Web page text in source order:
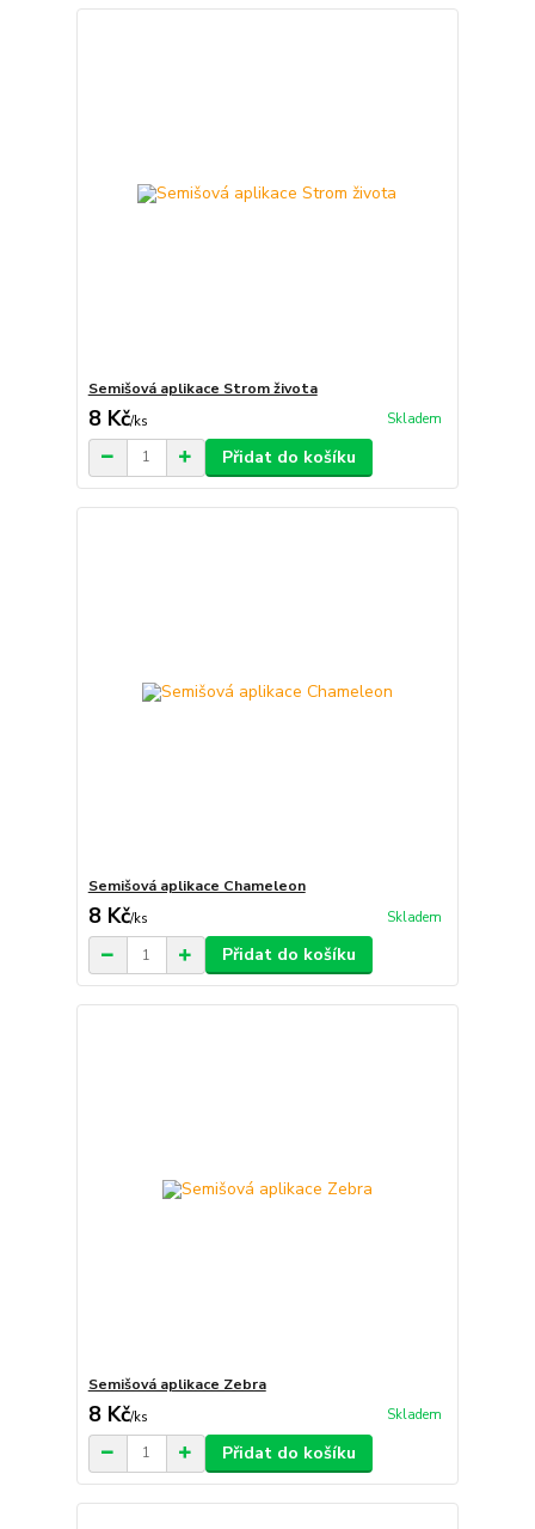
Semišová aplikace Strom života
8 Kč/ks Skladem
Přidat do košíku
Semišová aplikace Chameleon
8 Kč/ks Skladem
Přidat do košíku
Semišová aplikace Zebra
8 Kč/ks Skladem
Přidat do košíku